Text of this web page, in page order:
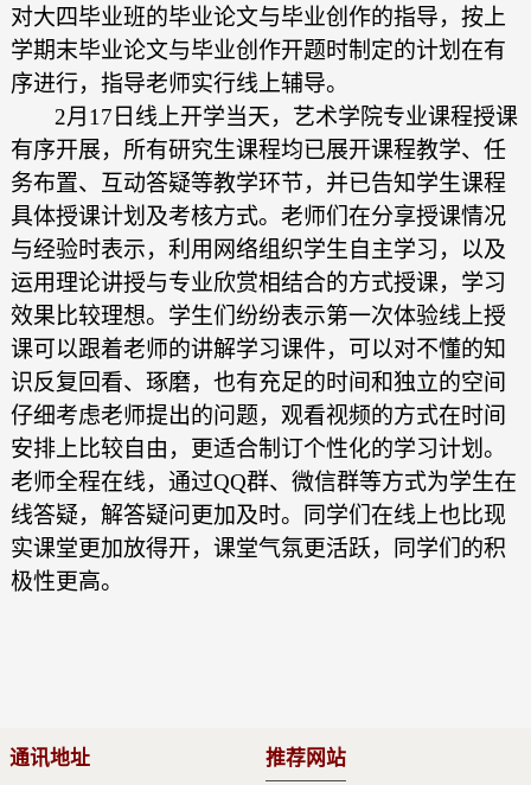
对大四毕业班的毕业论文与毕业创作的指导，按上
学期末毕业论文与毕业创作开题时制定的计划在有
序进行，指导老师实行线上辅导。
2月17日线上开学当天，艺术学院专业课程授课
有序开展，所有研究生课程均已展开课程教学、任
务布置、互动答疑等教学环节，并已告知学生课程
具体授课计划及考核方式。老师们在分享授课情况
与经验时表示，利用网络组织学生自主学习，以及
运用理论讲授与专业欣赏相结合的方式授课，学习
效果比较理想。学生们纷纷表示第一次体验线上授
课可以跟着老师的讲解学习课件，可以对不懂的知
识反复回看、琢磨，也有充足的时间和独立的空间
仔细考虑老师提出的问题，观看视频的方式在时间
安排上比较自由，更适合制订个性化的学习计划。
老师全程在线，通过QQ群、微信群等方式为学生在
线答疑，解答疑问更加及时。同学们在线上也比现
实课堂更加放得开，课堂气氛更活跃，同学们的积
极性更高。
通讯地址 推荐网站